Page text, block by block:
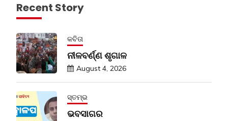
Recent Story
କବିତା
ନୀଳବର୍ଣ୍ଣ ଶୃଗାଳ
August 4, 2026
ସ୍ତମ୍ଭ
ଭବସାଗର